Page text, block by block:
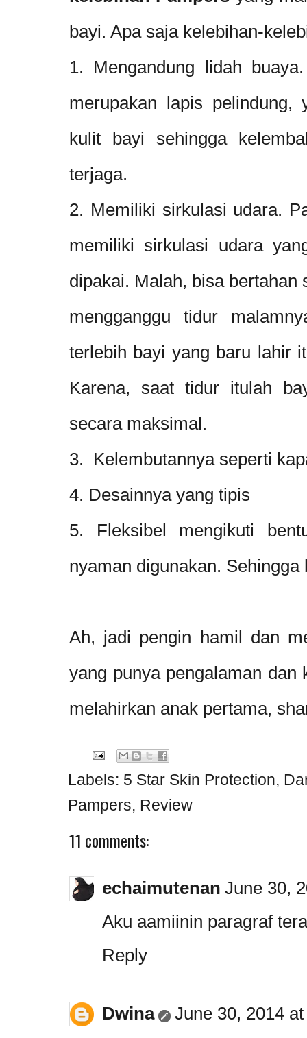
bayi. Apa saja kelebihan-
1. Mengandung lidah
merupakan lapis pelindung,
kulit bayi sehingga
terjaga.
2. Memiliki sirkulasi udara.
memiliki sirkulasi udara
dipakai. Malah, bisa
mengganggu tidur
terlebih bayi yang baru lahir
Karena, saat tidur itulah
secara maksimal.
3. Kelembutannya seperti
4. Desainnya yang tipis
5. Fleksibel mengikuti
nyaman digunakan.
Ah, jadi pengin hamil dan
yang punya pengalaman dan
melahirkan anak pertama,
Labels: 5 Star Skin Protection,
Pampers, Review
11 comments:
echaimutenan June 30,
Aku aamiinin paragraf
Reply
Dwina
June 30, 2014